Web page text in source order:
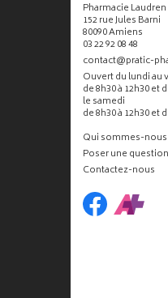
Pharmacie Laudren
152 rue Jules Barni
80090 Amiens
03 22 92 08 48
contact-
@-
pratic-
Ouvert du lundi au
de 8h30 à 12h30 et
le samedi
de 8h30 à 12h30 et
Qui sommes-nous
Poser une question
Contactez-nous